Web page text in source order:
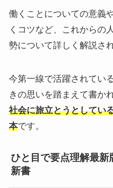
働くことについての意義
くコツなど、これからの
勢について詳しく解説さ
今第一線で活躍されてい
きの思いを踏まえて書か
社会に旅立とうとしてい
本です。
ひと目で要点理解最
新書